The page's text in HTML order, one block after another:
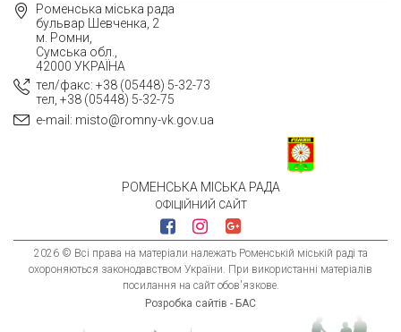
РОМЕНСЬКА МІСЬКА РАДА
ОФІЦІЙНИЙ САЙТ
2026 © Всі права на матеріали належать Роменській міській раді та
охороняються законодавством України. При використанні матеріалів
посилання на сайт обов'язкове.
Розробка сайтів - БАС
Роменська міська рада
бульвар Шевченка, 2
м. Ромни,
Сумська обл.,
42000 УКРАЇНА
тел/факс: +38 (05448) 5-32-73
тел, +38 (05448) 5-32-75
e-mail: misto@romny-vk.gov.ua